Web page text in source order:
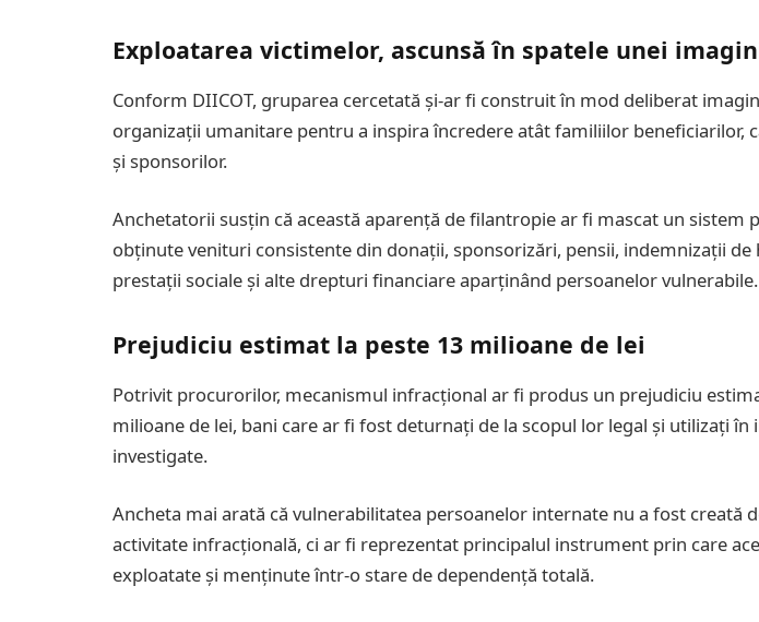
Exploatarea victimelor, ascunsă în spatele unei
Conform DIICOT, gruparea cercetată și-ar fi construit în mod deliberat
organizații umanitare pentru a inspira încredere atât familiilor beneficiarilor,
și sponsorilor.
Anchetatorii susțin că această aparență de filantropie ar fi mascat un sistem
obținute venituri consistente din donații, sponsorizări, pensii, indemnizații de
prestații sociale și alte drepturi financiare aparținând persoanelor vulnerabile.
Prejudiciu estimat la peste 13 milioane de lei
Potrivit procurorilor, mecanismul infracțional ar fi produs un prejudiciu
milioane de lei, bani care ar fi fost deturnați de la scopul lor legal și utilizați
investigate.
Ancheta mai arată că vulnerabilitatea persoanelor internate nu a fost creată
activitate infracțională, ci ar fi reprezentat principalul instrument prin care
exploatate și menținute într-o stare de dependență totală.